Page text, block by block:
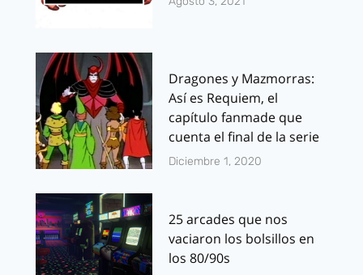
Dragones y Mazmorras:
Así es Requiem, el
capítulo fanmade que
cuenta el final de la serie
Diciembre 1, 2020
25 arcades que nos
vaciaron los bolsillos en
los 80/90s